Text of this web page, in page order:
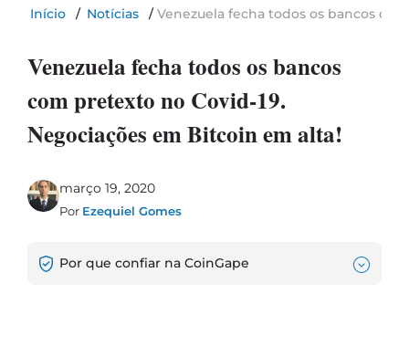
Início / Notícias /Venezuela fecha todos os bancos
Venezuela fecha todos os bancos
com pretexto no Covid-19.
Negociações em Bitcoin em alta!
março 19, 2020
Por Ezequiel Gomes
Por que confiar na CoinGape